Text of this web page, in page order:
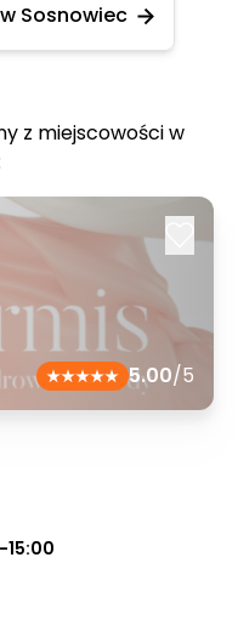
Sosnowiec
z miejscowości w
5.00/5
15:00